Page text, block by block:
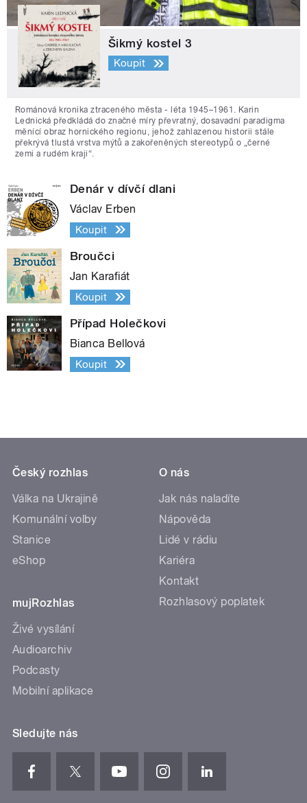
Šikmý kostel 3
Koupit
Románová kronika ztraceného města - léta 1945–1961. Karin
Lednická předkládá do značné míry převratný, dosavadní paradigma
měnící obraz hornického regionu, jehož zahlazenou historii stále
překrývá tlustá vrstva mýtů a zakořeněných stereotypů o „černé
zemi a rudém kraji“.
Denár v dívčí dlani
Václav Erben
Koupit
Broučci
Jan Karafiát
Koupit
Případ Holečkovi
Bianca Bellová
Koupit
Český rozhlas
Válka na Ukrajině
Komunální volby
Stanice
eShop
mujRozhlas
Živé vysílání
Audioarchiv
Podcasty
Mobilní aplikace
O nás
Jak nás naladíte
Nápověda
Lidé v rádiu
Kariéra
Kontakt
Rozhlasový poplatek
Sledujte nás